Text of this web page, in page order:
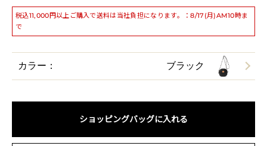
税込11,000円以上ご購入で送料は当社負担になります。：8/17(月)AM10時ま
で
カラー： ブラック
ショッピングバッグに入れる